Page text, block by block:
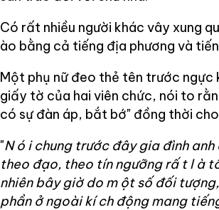
Có rất nhiều người khác vây xung
ào bằng cả tiếng địa phương và
Một phụ nữ đeo thẻ tên trước ngực
giấy tờ của hai viên chức, nói to
có sự đàn áp, bắt bớ" đồng thời
"N ó i chung trước đây gia đình anh
theo đạo, theo tín ngưỡng rấ t l à
nhiên bây giờdo m ột số đối
phần ở ngoài kí ch động mang